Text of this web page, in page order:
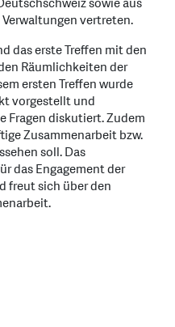
sowie aus
vertreten.
das erste Treffen mit den
Räumlichkeiten der
ersten Treffen wurde
vorgestellt und
Fragen diskutiert. Zudem
Zusammenarbeit bzw.
soll. Das
das Engagement der
freut sich über den